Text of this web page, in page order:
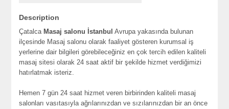
Description
Çatalca Masaj salonu İstanbul Avrupa yakasında bulunan
ilçesinde Masaj salonu olarak faaliyet gösteren kurumsal iş
yerlerine dair bilgileri görebileceğiniz en çok tercih edilen kaliteli
masaj sitesi olarak 24 saat aktif bir şekilde hizmet verdiğimizi
hatırlatmak isteriz.
Hemen 7 gün 24 saat hizmet veren birbirinden kaliteli masaj
salonları vasıtasıyla ağrılarınızdan ve sızılarınızdan bir an önce